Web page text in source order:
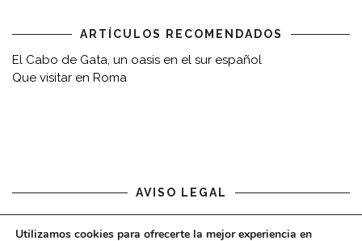
ARTÍCULOS RECOMENDADOS
El Cabo de Gata, un oasis en el sur español
Que visitar en Roma
AVISO LEGAL
Aviso legal
Utilizamos cookies para ofrecerte la mejor experiencia en